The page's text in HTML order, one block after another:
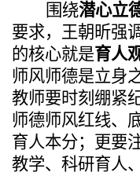
围绕潜心立
要求，王朝昕强
的核心就是育人
师风师德是立身
教师要时刻绷紧
师德师风红线、
育人本分；更要
教学、科研育人